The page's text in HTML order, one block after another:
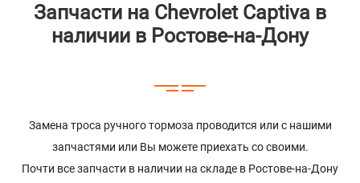
Запчасти на Chevrolet Captiva в
наличии в Ростове-на-Дону
Замена троса ручного тормоза проводится или с нашими
запчастями или Вы можете приехать со своими.
Почти все запчасти в наличии на складе в Ростове-на-Дону